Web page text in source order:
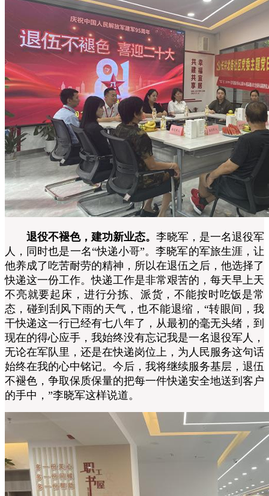
退役不褪色，建功新业态。 李晓军，是一名退役军
人，同时也是一名“快递小哥”。李晓军的军旅生涯，让
他养成了吃苦耐劳的精神，所以在退伍之后，他选择了
快递这一份工作。快递工作是非常艰苦的，每天早上天
不亮就要起床，进行分拣、派货，不能按时吃饭是常
态，碰到刮风下雨的天气，也不能退缩，“转眼间，我
干快递这一行已经有七八年了，从最初的毫无头绪，到
现在的得心应手，我始终没有忘记我是一名退役军人，
无论在军队里，还是在快递岗位上，为人民服务这句话
始终在我的心中铭记。今后，我将继续服务基层，退伍
不褪色，争取保质保量的把每一件快递安全地送到客户
的手中，”李晓军这样说道。